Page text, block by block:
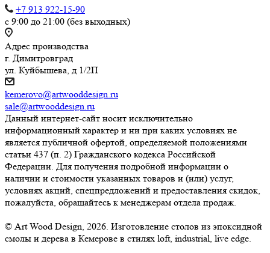
+7 913 922-15-90
с 9:00 до 21:00 (без выходных)
Адрес производства
г. Димитровград
ул. Куйбышева, д 1/2П
kemerovo@artwooddesign.ru
sale@artwooddesign.ru
Данный интернет-сайт носит исключительно
информационный характер и ни при каких условиях не
является публичной офертой, определяемой положениями
статьи 437 (п. 2) Гражданского кодекса Российской
Федерации. Для получения подробной информации о
наличии и стоимости указанных товаров и (или) услуг,
условиях акций, спецпредложений и предоставления скидок,
пожалуйста, обращайтесь к менеджерам отдела продаж.
© Art Wood Design, 2026. Изготовление столов из эпоксидной
смолы и дерева в Кемерове в стилях loft, industrial, live edge.